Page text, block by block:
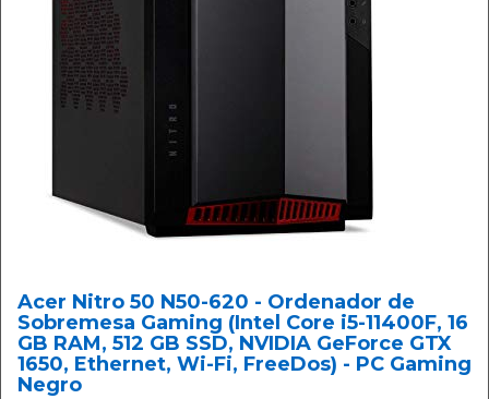
Acer Nitro 50 N50-620 - Ordenador de
Sobremesa Gaming (Intel Core i5-11400F, 16
GB RAM, 512 GB SSD, NVIDIA GeForce GTX
1650, Ethernet, Wi-Fi, FreeDos) - PC Gaming
Negro